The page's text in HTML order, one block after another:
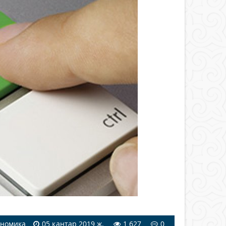
05 қаңтар 2019 ж. 1 627 0